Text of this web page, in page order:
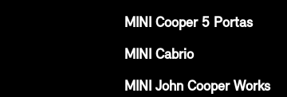
MINI Cooper 5 Portas
MINI Cabrio
MINI John Cooper Works